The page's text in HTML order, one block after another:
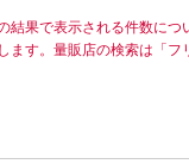
結果で表示される件数に
ます。量販店の検索は「フ